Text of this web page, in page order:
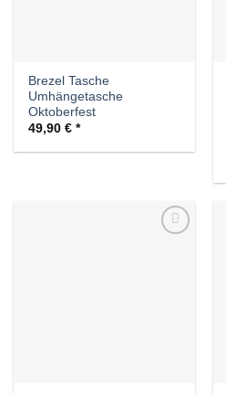
Brezel Tasche
Umhängetasche
Oktoberfest
49,90€